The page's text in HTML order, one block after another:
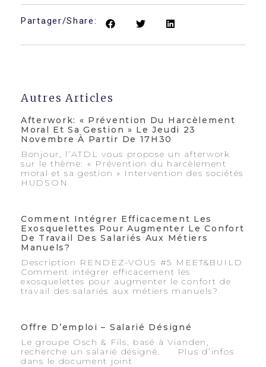
Partager/Share:
Autres Articles
Afterwork: « Prévention Du Harcèlement
Moral Et Sa Gestion » Le Jeudi 23
Novembre À Partir De 17H30
Bonjour, l’ATDL vous propose un afterwork
sur le thème: « Prévention du harcèlement
moral et sa gestion » Intervention des sociétés
HUDSON
Comment Intégrer Efficacement Les
Exosquelettes Pour Augmenter Le Confort
De Travail Des Salariés Aux Métiers
Manuels?
Description RENDEZ-VOUS #5 MEET&BUILD
Comment intégrer efficacement les
exosquelettes pour augmenter le confort de
travail des salariés aux métiers manuels?
Offre D’emploi – Salarié Désigné
Le groupe Osch & Fils, basé à Vianden,
recherche un salarié désigné. Plus d’infos
dans le document joint